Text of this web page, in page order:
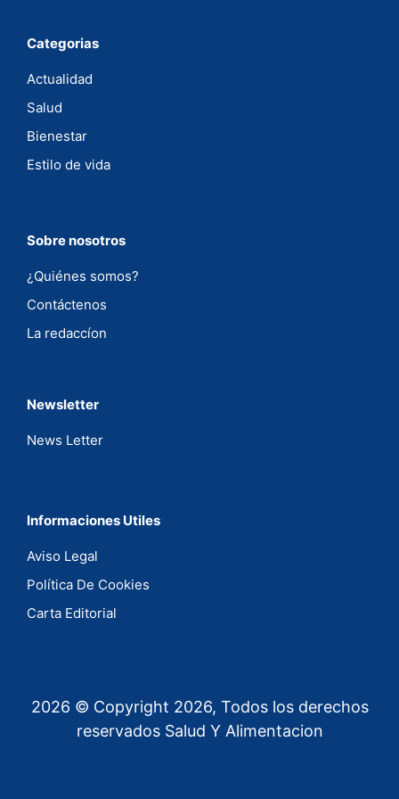
Categorias
Actualidad
Salud
Bienestar
Estilo de vida
Sobre nosotros
¿Quiénes somos?
Contáctenos
La redaccíon
Newsletter
News Letter
Informaciones Utiles
Aviso Legal
Política De Cookies
Carta Editorial
2026 © Copyright 2026, Todos los derechos
reservados Salud Y Alimentacion